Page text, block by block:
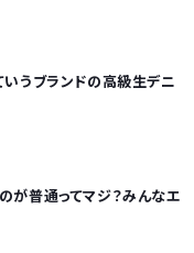
いうブランドの高級生デニ
が普通ってマジ？みんなエ